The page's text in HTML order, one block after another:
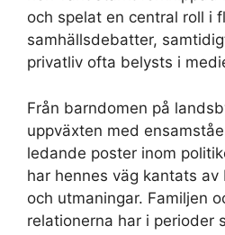
och spelat en central roll i
samhällsdebatter,
privatliv ofta belysts i
Från barndomen på
uppväxten med
ledande poster inom
har hennes väg kantats
och utmaningar. Familjen
relationerna har i perioder